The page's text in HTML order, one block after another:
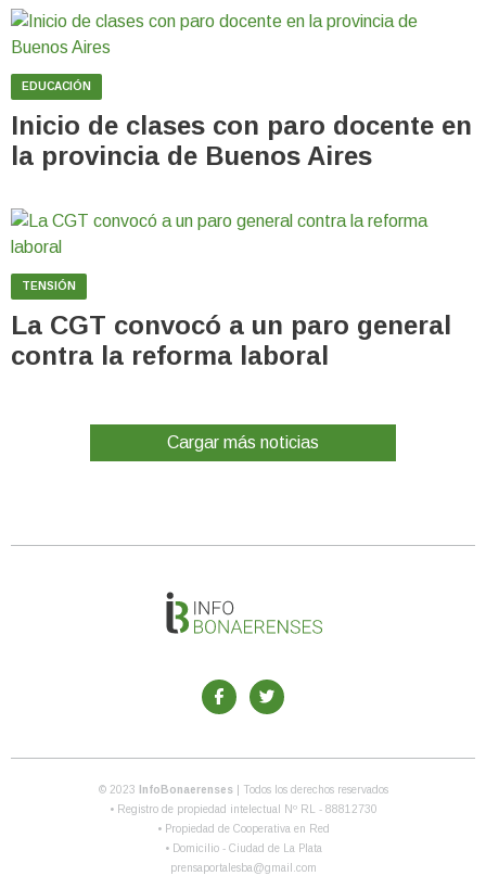
EDUCACIÓN
Inicio de clases con paro docente en
la provincia de Buenos Aires
TENSIÓN
La CGT convocó a un paro general
contra la reforma laboral
Cargar más noticias
© 2023 InfoBonaerenses
| Todos los derechos reservados
• Registro de propiedad intelectual Nº RL - 88812730
• Propiedad de Cooperativa en Red
• Domicilio - Ciudad de La Plata
prensaportalesba@gmail.com